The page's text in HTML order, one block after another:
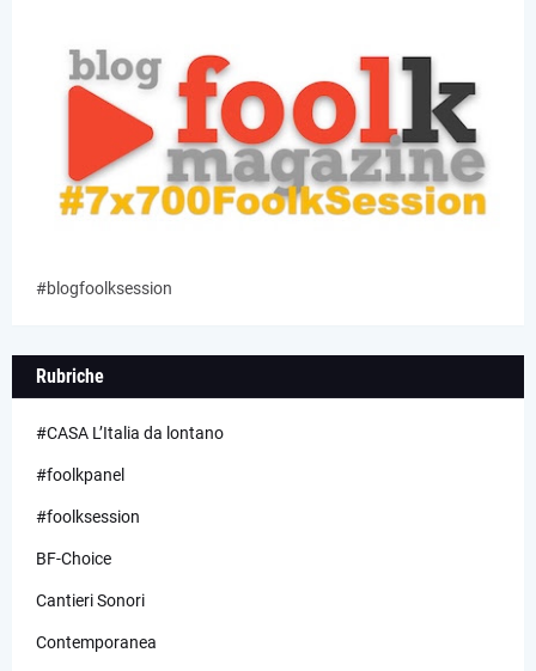
#blogfoolksession
Rubriche
#CASA L’Italia da lontano
#foolkpanel
#foolksession
BF-Choice
Cantieri Sonori
Contemporanea